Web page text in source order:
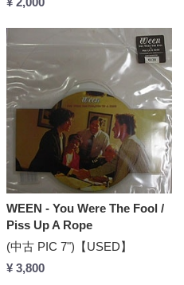
WEEN - You Were The Fool /
Piss Up A Rope
(中古 PIC 7")【USED】
¥ 3,800